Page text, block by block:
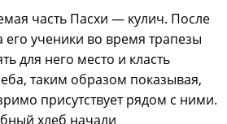
часть Пасхи — кулич. После
его ученики во время трапезы
для него место и класть
таким образом показывая,
присутствует рядом с ними.
хлеб начали